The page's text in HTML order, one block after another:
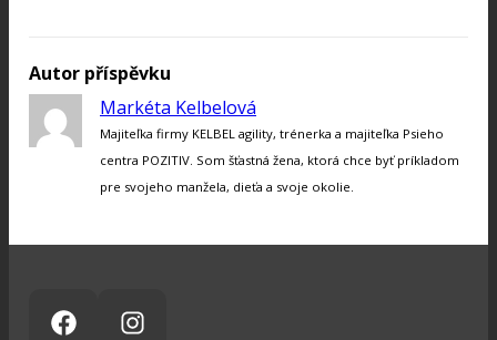
Autor příspěvku
Markéta Kelbelová
Majiteľka firmy KELBEL agility, trénerka a majiteľka Psieho
centra POZITIV. Som šťastná žena, ktorá chce byť príkladom
pre svojeho manžela, dieťa a svoje okolie.